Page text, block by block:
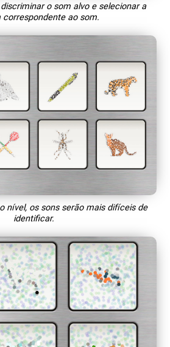
o som alvo e selecionar a
correspondente ao som.
nível, os sons serão mais difíceis de
identificar.